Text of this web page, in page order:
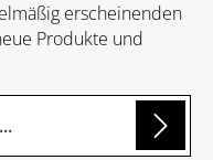
erscheinenden
Produkte und